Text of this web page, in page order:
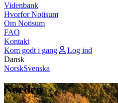
Videnbank
Hvorfor Notisum
Om Notisum
FAQ
Kontakt
Kom godt i gang
Log ind
Dansk
NorskSvenska
Norden